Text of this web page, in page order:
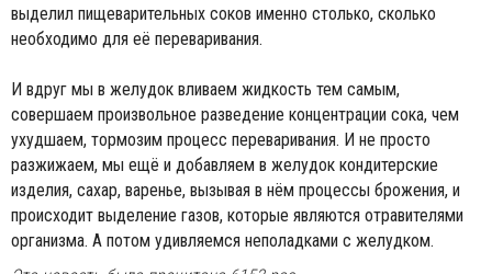
выделил пищеварительных соков именно столько, сколько
необходимо для её переваривания.
И вдруг мы в желудок вливаем жидкость тем самым,
совершаем произвольное разведение концентрации сока, чем
ухудшаем, тормозим процесс переваривания. И не просто
разжижаем, мы ещё и добавляем в желудок кондитерские
изделия, сахар, варенье, вызывая в нём процессы брожения, и
происходит выделение газов, которые являются отравителями
организма. А потом удивляемся неполадками с желудком.